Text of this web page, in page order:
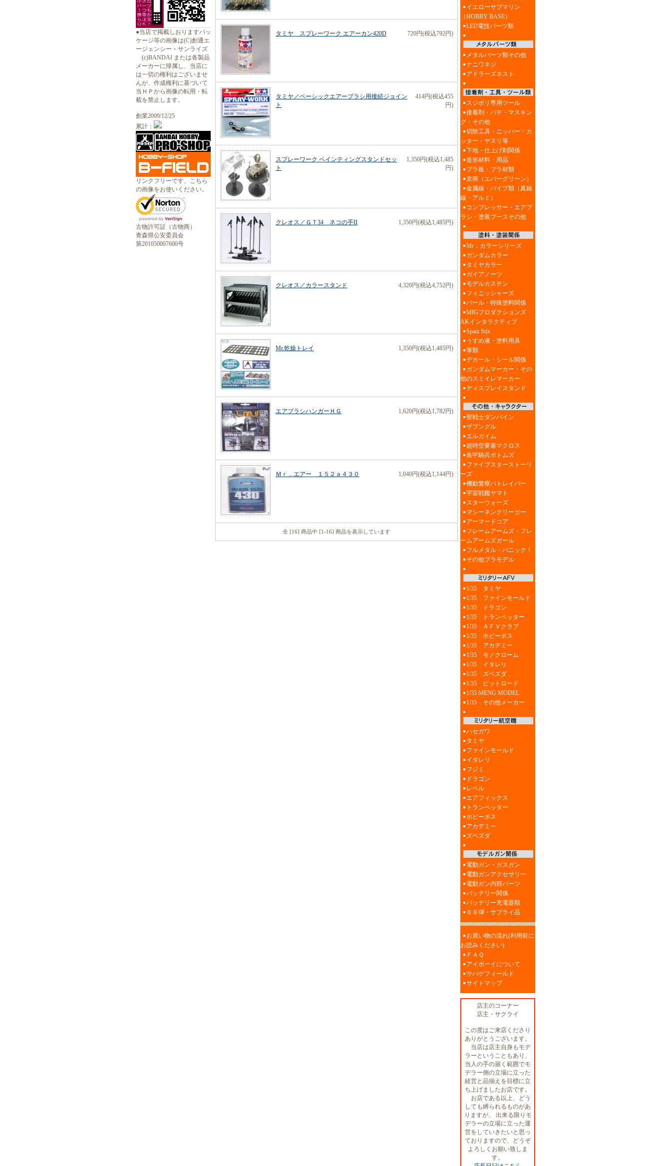
●当店で掲載しおりますパッ
ケージ等の画像は(C)創通エ
ージェンシー・サンライズ
(c)BANDAI または各製品
メーカーに帰属し、当店に
は一切の権利はございませ
んが、作成権利に基づいて
当ＨＰから画像の転用・転
載を禁止します。
創業2009/12/25
累計：
リンクフリーです、こちら
の画像をお使いください。
古物許可証（古物商）
青森県公安委員会
第201050007600号
タミヤ スプレーワーク エアーカン420D 720円(税込792円)
タミヤ／ベーシックエアーブラシ用接続ジョイン
ト
414円(税込455
円)
スプレーワーク ペインティングスタンドセッ
ト
1,350円(税込1,485
円)
クレオス／ＧＴ34 ネコの手II 1,350円(税込1,485円)
クレオス／カラースタンド 4,320円(税込4,752円)
Mr.乾燥トレイ 1,350円(税込1,485円)
エアブラシハンガーＨＧ 1,620円(税込1,782円)
Ｍｒ．エアー １５２ａ４３０ 1,040円(税込1,144円)
全 [16] 商品中 [1-16] 商品を表示しています
イエローサブマリン
（HOBBY BASE）
LED電技パーツ類
メタルパーツ類その他
ナニワネジ
アドラーズネスト
スジボリ専用ツール
接着剤・パテ・マスキン
グ・その他
切除工具・ニッパー・カ
ッター・ヤスリ等
下地・仕上げ剤関係
造形材料・用品
プラ板・プラ材類
京商（エバーグリーン）
金属線・パイプ類（真鍮
線・アルミ）
コンプレッサー・エアブ
ラシ・塗装ブースその他
Mr．カラーシリーズ
ガンダムカラー
タミヤカラー
ガイアノーツ
モデルカステン
フィニッシャーズ
パール・特殊塗料関係
MIGプロダクションズ・
AKインタラクティブ
Spatz Stix
うすめ液・塗料用具
筆類
デカール・シール関係
ガンダムマーカー・その
他のスミイレマーカー
ディスプレイスタンド
聖戦士ダンバイン
ザブングル
エルガイム
超時空要塞マクロス
装甲騎兵ボトムズ
ファイブスターストーリ
ーズ
機動警察パトレイバー
宇宙戦艦ヤマト
スターウォーズ
マシーネンクリーガー
アーマードコア
フレームアームズ・フレ
ームアームズガール
フルメタル・パニック！
その他プラモデル
1/35 タミヤ
1/35 ファインモールド
1/35 ドラゴン
1/35 トランペッター
1/35 ＡＦＶクラブ
1/35 ホビーボス
1/35 アカデミー
1/35 モノクローム
1/35 イタレリ
1/35 ズベズダ
1/35 ピットロード
1/35 MENG MODEL
1/35 その他メーカー
ハセガワ
タミヤ
ファインモールド
イタレリ
フジミ
ドラゴン
レベル
エアフィックス
トランペッター
ホビーボス
アカデミー
ズベズダ
電動ガン・ガスガン
電動ガンアクセサリー
電動ガン内部パーツ
バッテリー関係
バッテリー充電器類
ＢＢ弾・サブライ品
お買い物の流れ(利用前に
お読みください)
ＦＡＱ
アイボーイについて
サバゲフィールド
サイトマップ
店主のコーナー
店主・サクライ
この度はご来店くださり
ありがとうございます。
当店は店主自身もモデ
ラーということもあり、
当人の手の届く範囲でモ
デラー側の立場に立った
経営と品揃えを目標に立
ち上げましたお店です。
お店である以上、どう
しても縛られるものがあ
りますが、 出来る限りモ
デラーの立場に立った運
営をしていきたいと思っ
ておりますので、どうぞ
よろしくお願い致しま
す。